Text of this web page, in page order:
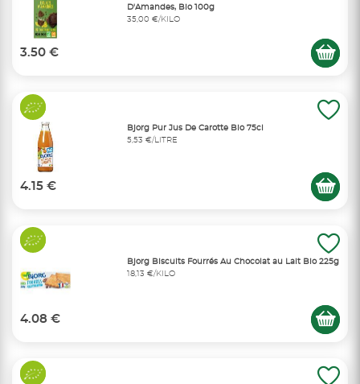
D'Amandes, Bio 100g
35,00 €/KILO
3.50 €
Bjorg Pur Jus De Carotte Bio 75cl
5,53 €/LITRE
4.15 €
Bjorg Biscuits Fourrés Au Chocolat au Lait Bio 225g
18,13 €/KILO
4.08 €